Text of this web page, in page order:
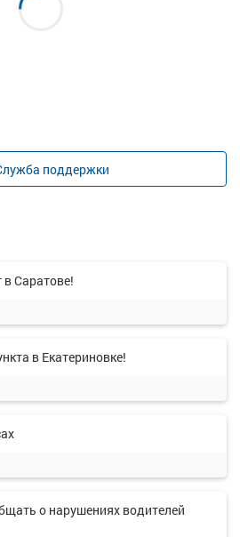
поддержки
Саратове!
в Екатериновке!
о нарушениях водителей